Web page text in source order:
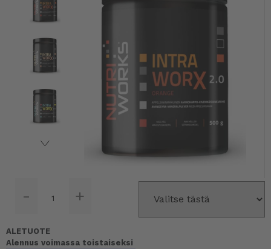
- +
ALETUOTE
Alennus voimassa toistaiseksi